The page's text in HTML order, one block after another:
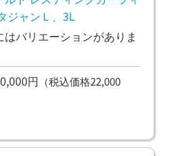
ジャンＬ、3L
はバリエーションがありま
円 （税込価格22,000